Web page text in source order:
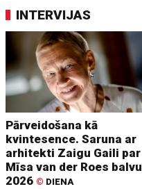
INTERVIJAS
Pārveidošana kā
kvintesence. Saruna ar
arhitekti Zaigu Gaili par
Mīsa van der Roes balvu
2026 © DIENA